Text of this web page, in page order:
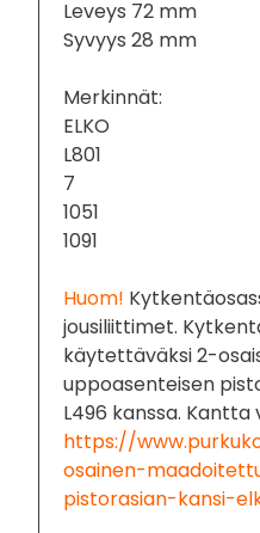
Leveys 72 mm
Syvyys 28 mm
Merkinnät:
ELKO
L801
7
1051
1091
Huom!
jousiliittimet.
käytettäväksi 2-
uppoasenteisen
L496 kanssa.
https://
osainen-
pistorasian-kansi-